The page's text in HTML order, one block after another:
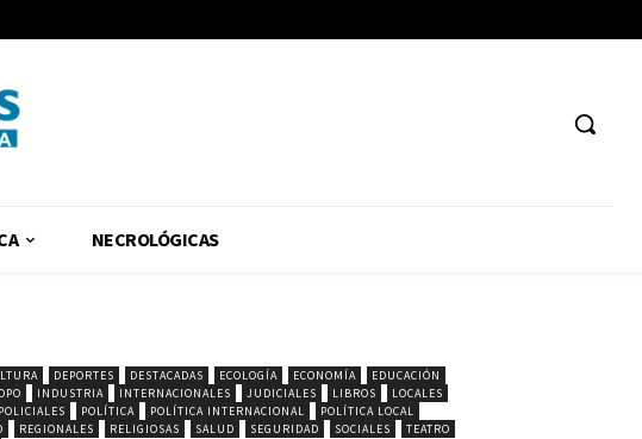
NECROLÓGICAS
DEPORTES DESTACADAS ECOLOGÍA ECONOMÍA
EDUCACIÓN
INDUSTRIA INTERNACIONALES JUDICIALES LIBROS
LOCALES
POLICIALES POLÍTICA POLÍTICA INTERNACIONAL
POLÍTICA LOCAL
REGIONALES RELIGIOSAS SALUD SEGURIDAD SOCIALES
TEATRO